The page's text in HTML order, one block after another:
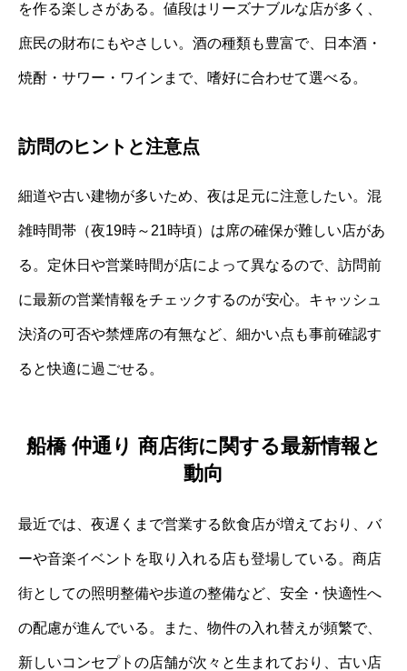
を作る楽しさがある。値段はリーズナブルな店が多く、
庶民の財布にもやさしい。酒の種類も豊富で、日本酒・
焼酎・サワー・ワインまで、嗜好に合わせて選べる。
訪問のヒントと注意点
細道や古い建物が多いため、夜は足元に注意したい。混
雑時間帯（夜19時～21時頃）は席の確保が難しい店があ
る。定休日や営業時間が店によって異なるので、訪問前
に最新の営業情報をチェックするのが安心。キャッシュ
決済の可否や禁煙席の有無など、細かい点も事前確認す
ると快適に過ごせる。
船橋 仲通り 商店街に関する最新情報と
動向
最近では、夜遅くまで営業する飲食店が増えており、バ
ーや音楽イベントを取り入れる店も登場している。商店
街としての照明整備や歩道の整備など、安全・快適性へ
の配慮が進んでいる。また、物件の入れ替えが頻繁で、
新しいコンセプトの店舗が次々と生まれており、古い店